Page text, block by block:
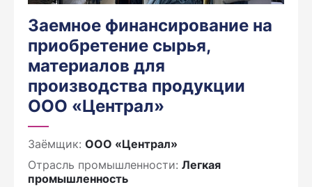
Заемное финансирование на
приобретение сырья,
материалов для
производства продукции
ООО «Централ»
Заёмщик: ООО «Централ»
Отрасль промышленности: Легкая
промышленность